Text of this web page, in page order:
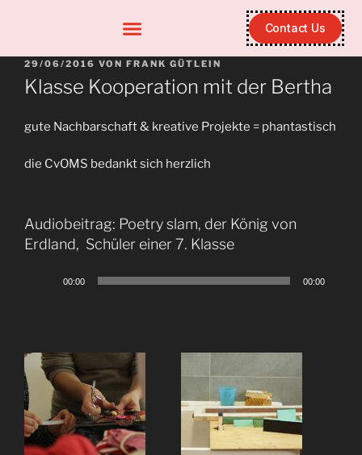
Contact Us
29/06/2016 VON FRANK GÜTLEIN
Klasse Kooperation mit der Bertha
gute Nachbarschaft & kreative Projekte = phantastisch
die CvOMS bedankt sich herzlich
Audiobeitrag: Poetry slam, der König von
Erdland, Schüler einer 7. Klasse
00:00 00:00